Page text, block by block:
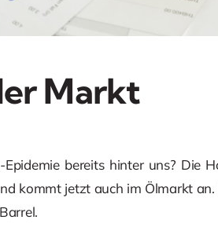
Markt
bereits hinter uns? Die
kommt jetzt auch im Ölmarkt